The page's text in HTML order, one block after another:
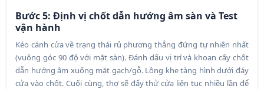
Bước 5: Định vị chốt dẫn hướng âm sàn và Test
vận hành
Kéo cánh cửa về trạng thái rủ phương thẳng đứng tự nhiên nhất
(vuông góc 90 độ với mặt sàn). Đánh dấu vị trí và khoan cấy chốt
dẫn hướng âm xuống mặt gạch/gỗ. Lồng khe tàng hình dưới đáy
cửa vào chốt. Cuối cùng, thợ sẽ đẩy thử cửa liên tục nhiều lần để